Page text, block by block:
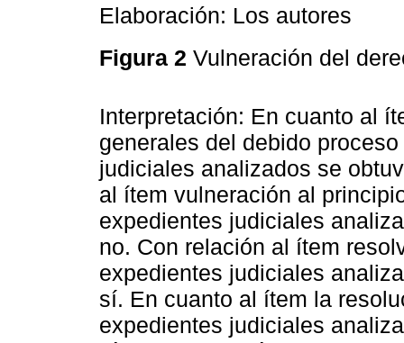
Elaboración: Los autores
Figura 2 Vulneración del
Interpretación: En cuanto al
generales del debido
judiciales analizados se
al ítem vulneración al
expedientes judiciales
no. Con relación al ítem
expedientes judiciales
sí. En cuanto al ítem la
expedientes judiciales